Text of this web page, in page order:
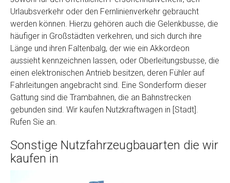
Urlaubsverkehr oder den Fernlinienverkehr gebraucht
werden können. Hierzu gehören auch die Gelenkbusse, die
häufiger in Großstädten verkehren, und sich durch ihre
Länge und ihren Faltenbalg, der wie ein Akkordeon
aussieht kennzeichnen lassen, oder Oberleitungsbusse, die
einen elektronischen Antrieb besitzen, deren Fühler auf
Fahrleitungen angebracht sind. Eine Sonderform dieser
Gattung sind die Trambahnen, die an Bahnstrecken
gebunden sind. Wir kaufen Nutzkraftwagen in [Stadt].
Rufen Sie an.
Sonstige Nutzfahrzeugbauarten die wir
kaufen in